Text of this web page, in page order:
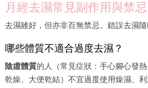
月經去濕常見副作用與禁忌
去濕雖好，但亦非百無禁忌。錯誤去濕隨
哪些體質不適合過度去濕？
陰虛體質的人（常見症狀：手心腳心發
乾燥、大便乾結）不宜過度使用燥濕、